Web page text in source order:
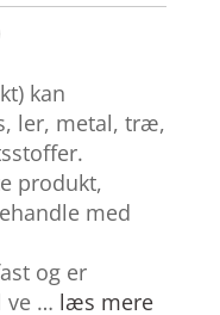
kan
ler, metal, træ,
produkt,
med
og er
ve … læs mere